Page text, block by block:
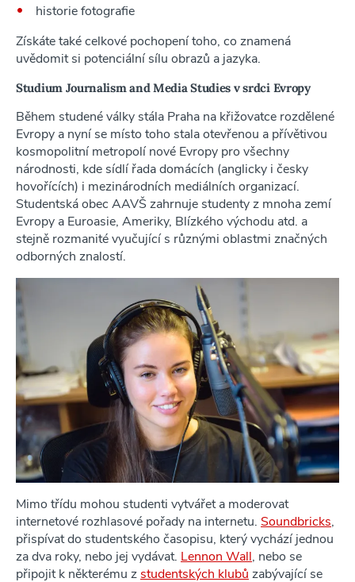
historie fotografie
Získáte také celkové pochopení toho, co znamená
uvědomit si potenciální sílu obrazů a jazyka.
Studium Journalism and Media Studies v srdci Evropy
Během studené války stála Praha na křižovatce rozdělené
Evropy a nyní se místo toho stala otevřenou a přívětivou
kosmopolitní metropolí nové Evropy pro všechny
národnosti, kde sídlí řada domácích (anglicky i česky
hovořících) i mezinárodních mediálních organizací.
Studentská obec AAVŠ zahrnuje studenty z mnoha zemí
Evropy a Euroasie, Ameriky, Blízkého východu atd. a
stejně rozmanité vyučující s různými oblastmi značných
odborných znalostí.
Mimo třídu mohou studenti vytvářet a moderovat
internetové rozhlasové pořady na internetu. Soundbricks,
přispívat do studentského časopisu, který vychází jednou
za dva roky, nebo jej vydávat. Lennon Wall, nebo se
připojit k některému zstudentských klubů zabývající se